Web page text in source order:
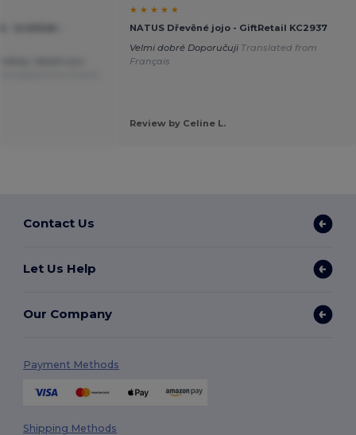
★ ★ ★ ★ ★
NATUS Dřevěné jojo - GiftRetail KC2937
Velmi dobré Doporučuji Translated from
Français
Review by Celine L.
Contact Us
Let Us Help
Our Company
Payment Methods
Shipping Methods